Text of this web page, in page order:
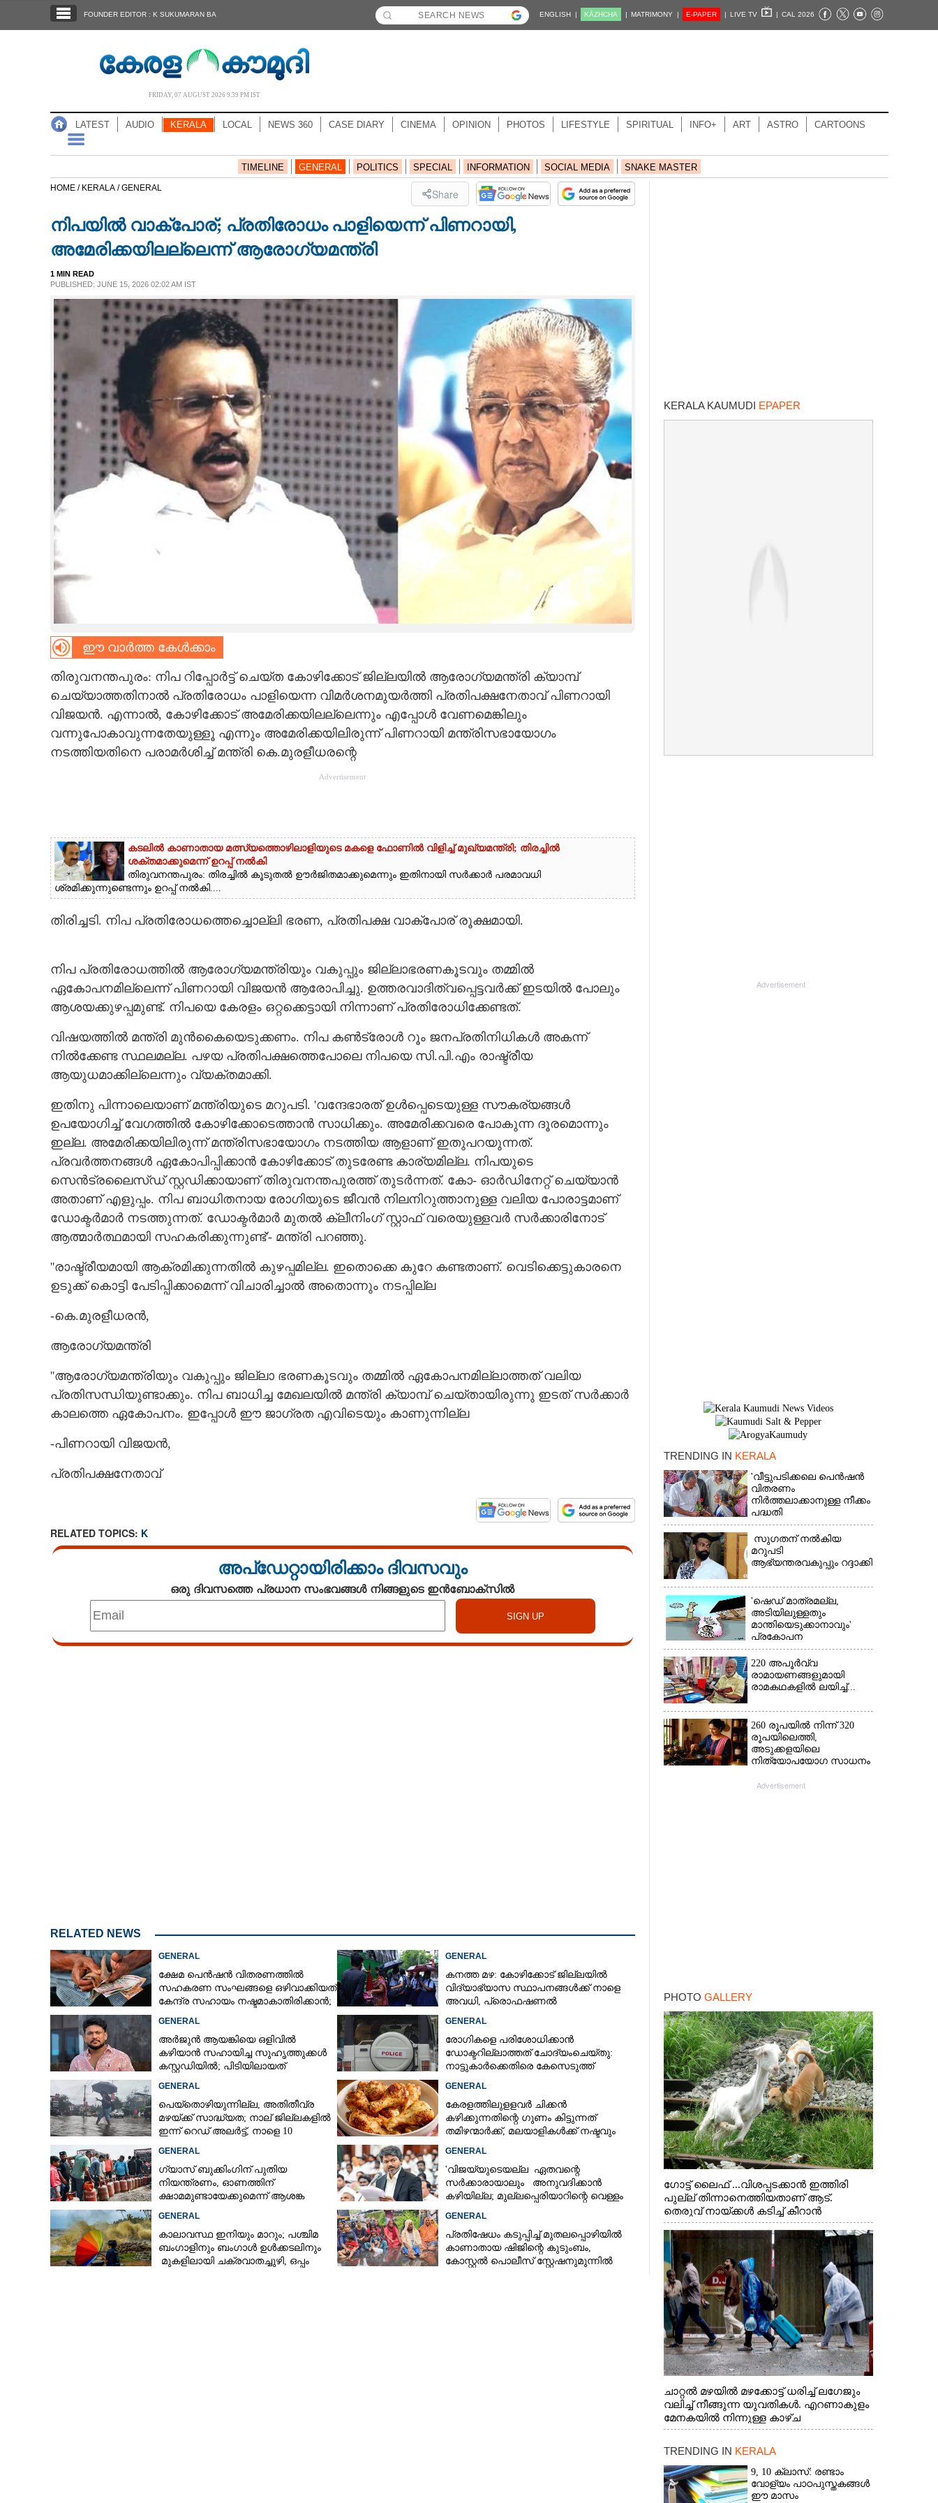
NOTIFIED NEWS
NEWS 360
CASE DIARY
LIFESTYLE
SPIRITUAL
CARTOONS
FOUNDER EDITOR : K SUKUMARAN BA ENGLISH | KĀZHCHA | MATRIMONY | E-PAPER | LIVE TV | CAL 2026
FRIDAY, 07 AUGUST 2026 9.39 PM IST
LATEST AUDIO KERALA LOCAL NEWS 360 CASE DIARY CINEMA OPINION PHOTOS LIFESTYLE SPIRITUAL INFO+ ART ASTRO CARTOONS
TIMELINE GENERAL POLITICS SPECIAL INFORMATION SOCIAL MEDIA SNAKE MASTER
HOME / KERALA /GENERAL Share
നിപയിൽ വാക്‌പോര്; പ്രതിരോധം പാളിയെന്ന് പിണറായി,
അമേരിക്കയിലല്ലെന്ന് ആരോഗ്യമന്ത്രി
1 MIN READ
PUBLISHED: JUNE 15, 2026 02:02 AM IST
ഈ വാർത്ത കേൾക്കാം
തിരുവനന്തപുരം: നിപ റിപ്പോർട്ട് ചെയ്ത കോഴിക്കോട് ജില്ലയിൽ ആരോഗ്യമന്ത്രി ക്യാമ്പ്
ചെയ്യാത്തതിനാൽ പ്രതിരോധം പാളിയെന്ന വിമർശനമുയർത്തി പ്രതിപക്ഷനേതാവ് പിണറായി
വിജയൻ. എന്നാൽ, കോഴിക്കോട് അമേരിക്കയിലല്ലെന്നും എപ്പോൾ വേണമെങ്കിലും
വന്നുപോകാവുന്നതേയുള്ളൂ എന്നും അമേരിക്കയിലിരുന്ന് പിണറായി മന്ത്രിസഭായോഗം
നടത്തിയതിനെ പരാമർശിച്ച് മന്ത്രി കെ.മുരളീധരന്റെ
Advertisement
കടലിൽ കാണാതായ മത്സ്യത്തൊഴിലാളിയുടെ മകളെ ഫോണിൽ വിളിച്ച് മുഖ്യമന്ത്രി; തിരച്ചിൽ
ശക്തമാക്കുമെന്ന് ഉറപ്പ് നൽകി
തിരുവനന്തപുരം: തിരച്ചിൽ കൂടുതൽ ഊർജിതമാക്കുമെന്നും ഇതിനായി സർക്കാർ പരമാവധി
ശ്രമിക്കുന്നുണ്ടെന്നും ഉറപ്പ് നൽകി....
തിരിച്ചടി. നിപ പ്രതിരോധത്തെച്ചൊല്ലി ഭരണ, പ്രതിപക്ഷ വാക്‌പോര് രൂക്ഷമായി.
നിപ പ്രതിരോധത്തിൽ ആരോഗ്യമന്ത്രിയും വകുപ്പും ജില്ലാഭരണകൂടവും തമ്മിൽ
ഏകോപനമില്ലെന്ന് പിണറായി വിജയൻ ആരോപിച്ചു. ഉത്തരവാദിത്വപ്പെട്ടവർക്ക് ഇടയിൽ പോലും
ആശയക്കുഴപ്പമുണ്ട്. നിപയെ കേരളം ഒറ്റക്കെട്ടായി നിന്നാണ് പ്രതിരോധിക്കേണ്ടത്.
വിഷയത്തിൽ മന്ത്രി മുൻകൈയെടുക്കണം. നിപ കൺട്രോൾ റൂം ജനപ്രതിനിധികൾ അകന്ന്
നിൽക്കേണ്ട സ്ഥലമല്ല. പഴയ പ്രതിപക്ഷത്തെപോലെ നിപയെ സി.പി.എം രാഷ്ട്രീയ
ആയുധമാക്കില്ലെന്നും വ്യക്തമാക്കി.
ഇതിനു പിന്നാലെയാണ് മന്ത്രിയുടെ മറുപടി. 'വന്ദേഭാരത് ഉൾപ്പെടെയുള്ള സൗകര്യങ്ങൾ
ഉപയോഗിച്ച് വേഗത്തിൽ കോഴിക്കോടെത്താൻ സാധിക്കും. അമേരിക്കവരെ പോകുന്ന ദൂരമൊന്നും
ഇല്ല. അമേരിക്കയിലിരുന്ന് മന്ത്രിസഭായോഗം നടത്തിയ ആളാണ് ഇതുപറയുന്നത്.
പ്രവർത്തനങ്ങൾ ഏകോപിപ്പിക്കാൻ കോഴിക്കോട് തുടരേണ്ട കാര്യമില്ല. നിപയുടെ
സെൻട്രലൈസ്ഡ് സ്റ്റഡിക്കായാണ് തിരുവനന്തപുരത്ത് തുടർന്നത്. കോ- ഓർഡിനേറ്റ് ചെയ്യാൻ
അതാണ് എളുപ്പം. നിപ ബാധിതനായ രോഗിയുടെ ജീവൻ നിലനിറുത്താനുള്ള വലിയ പോരാട്ടമാണ്
ഡോക്ടർമാർ നടത്തുന്നത്. ഡോക്ടർമാർ മുതൽ ക്ലീനിംഗ് സ്റ്റാഫ് വരെയുള്ളവർ സർക്കാരിനോട്
ആത്മാർത്ഥമായി സഹകരിക്കുന്നുണ്ട്'- മന്ത്രി പറഞ്ഞു.
''രാഷ്ട്രീയമായി ആക്രമിക്കുന്നതിൽ കുഴപ്പമില്ല. ഇതൊക്കെ കുറേ കണ്ടതാണ്. വെടിക്കെട്ടുകാരനെ
ഉടുക്ക് കൊട്ടി പേടിപ്പിക്കാമെന്ന് വിചാരിച്ചാൽ അതൊന്നും നടപ്പില്ല
-കെ.മുരളീധരൻ,
ആരോഗ്യമന്ത്രി
''ആരോഗ്യമന്ത്രിയും വകുപ്പും ജില്ലാ ഭരണകൂടവും തമ്മിൽ ഏകോപനമില്ലാത്തത് വലിയ
പ്രതിസന്ധിയുണ്ടാക്കും. നിപ ബാധിച്ച മേഖലയിൽ മന്ത്രി ക്യാമ്പ് ചെയ്തായിരുന്നു ഇടത് സർക്കാർ
കാലത്തെ ഏകോപനം. ഇപ്പോൾ ഈ ജാഗ്രത എവിടെയും കാണുന്നില്ല
-പിണറായി വിജയൻ,
പ്രതിപക്ഷനേതാവ്
RELATED TOPICS: K
അപ്ഡേറ്റായിരിക്കാം ദിവസവും
ഒരു ദിവസത്തെ പ്രധാന സംഭവങ്ങൾ നിങ്ങളുടെ ഇൻബോക്സിൽ
RELATED NEWS
GENERAL
ക്ഷേമ പെൻഷൻ വിതരണത്തിൽ
സഹകരണ സംഘങ്ങളെ ഒഴിവാക്കിയത്
കേന്ദ്ര സഹായം നഷ്ടമാകാതിരിക്കാൻ;
GENERAL
കനത്ത മഴ: കോഴിക്കോട് ജില്ലയിൽ
വിദ്യാഭ്യാസ സ്ഥാപനങ്ങൾക്ക് നാളെ
അവധി,​ പ്രൊഫഷണൽ
GENERAL
അർജുൻ ആയങ്കിയെ ഒളിവിൽ
കഴിയാൻ സഹായിച്ച സുഹൃത്തുക്കൾ
കസ്റ്റഡിയിൽ; പിടിയിലായത്
GENERAL
രോഗികളെ പരിശോധിക്കാൻ
ഡോക്ടറില്ലാത്തത് ചോദ്യംചെയ്തു:
നാട്ടുകാർക്കെതിരെ കേസെടുത്ത്
GENERAL
പെയ്തൊഴിയുന്നില്ല, അതിതീവ്ര
മഴയ്ക്ക് സാദ്ധ്യത;​ നാല് ജില്ലകളിൽ
ഇന്ന് റെഡ് അലർട്ട്,​ നാളെ 10
GENERAL
കേരളത്തിലുളളവർ ചിക്കൻ
കഴിക്കുന്നതിന്റെ ഗുണം കിട്ടുന്നത്
തമിഴന്മാർക്ക്, മലയാളികൾക്ക് നഷ്ടവും
GENERAL
ഗ്യാസ് ബുക്കിംഗിന് പുതിയ
നിയന്ത്രണം, ഓണത്തിന്
ക്ഷാമമുണ്ടായേക്കുമെന്ന് ആശങ്ക
GENERAL
'വിജയ്‌യുടെയല്ല ഏതവന്റെ
സർക്കാരായാലും അനുവദിക്കാൻ
കഴിയില്ല; മുല്ലപ്പെരിയാറിന്റെ വെള്ളം
GENERAL
കാലാവസ്ഥ ഇനിയും മാറും; പശ്ചിമ
ബംഗാളിനും ബംഗാൾ ഉൾക്കടലിനും
മുകളിലായി ചക്രവാതച്ചുഴി, ഒപ്പം
GENERAL
പ്രതിഷേധം കടുപ്പിച്ച് മുതലപ്പൊഴിയിൽ
കാണാതായ ഷിജിന്റെ കുടുംബം,
കോസ്റ്റൽ പൊലീസ് സ്റ്റേഷനുമുന്നിൽ
KERALA KAUMUDI EPAPER
Advertisement
TRENDING IN KERALA
'വീട്ടുപടിക്കലെ പെൻഷൻ
വിതരണം
നിർത്തലാക്കാനുള്ള നീക്കം
പദ്ധതി
അവസാനിപ്പിക്കാനുള്ള
യുഡിഎഫ് അജണ്ടയുടെ
ആദ്യപടി'
സുഗതന് നൽകിയ
മറുപടി
ആഭ്യന്തരവകുപ്പും റദ്ദാക്കി
'ഷെഡ് മാത്രമല്ല,
അടിയിലുള്ളതും
മാന്തിയെടുക്കാനാവും'
പ്രകോപന
പ്രസംഗവുമായി കെ.കെ.
രാഗേഷ്
220 അപൂർവ്വ
രാമായണങ്ങളുമായി
രാമകഥകളിൽ ലയിച്ച്...
260 രൂപയിൽ നിന്ന് 320
രൂപയിലെത്തി,
അടുക്കളയിലെ
നിത്യോപയോഗ സാധനം
Advertisement
PHOTO GALLERY
ഗോട്ട് ലൈഫ് ...വിശപ്പടക്കാൻ ഇത്തിരി
പുല്ല് തിന്നാനെത്തിയതാണ് ആട്.
തെരുവ് നായ്ക്കൾ കടിച്ച് കീറാൻ
വന്നതോടെ വയറിന്റെ ആന്തൽ മറന്ന്
ജീവന് വേണ്ടിയായി ഓട്ടം. എറണാകുളം
വാത്തുരുത്തിയിൽ നിന്നുള്ള കാഴ്ച
ചാറ്റൽ മഴയിൽ മഴക്കോട്ട് ധരിച്ച് ലഗേജും
വലിച്ച് നീങ്ങുന്ന യുവതികൾ. എറണാകുളം
മേനകയിൽ നിന്നുള്ള കാഴ്ച
TRENDING IN KERALA
9, 10 ക്ലാസ്: രണ്ടാം
വോള്യം പാഠപുസ്തകങ്ങൾ
ഈ മാസം
പാളിയെന്ന് പിണറായി,
അമേരിക്കയിലല്ലെന്ന് ആരോഗ്യമന്ത്രി
×
Share this link